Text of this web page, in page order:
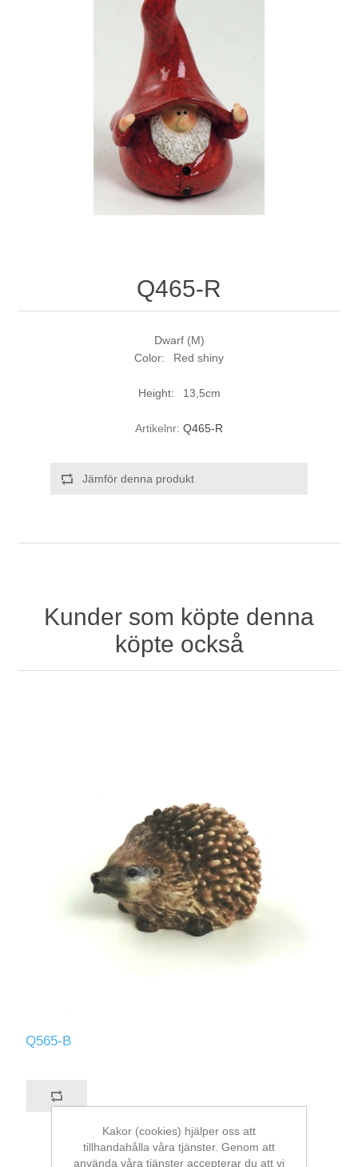
Q465-R
Dwarf (M)
Color: Red shiny
Height: 13,5cm
Artikelnr: Q465-R
Jämför denna produkt
Kunder som köpte denna
köpte också
Q565-B
Kakor (cookies) hjälper oss att
tillhandahålla våra tjänster. Genom att
använda våra tjänster accepterar du att vi